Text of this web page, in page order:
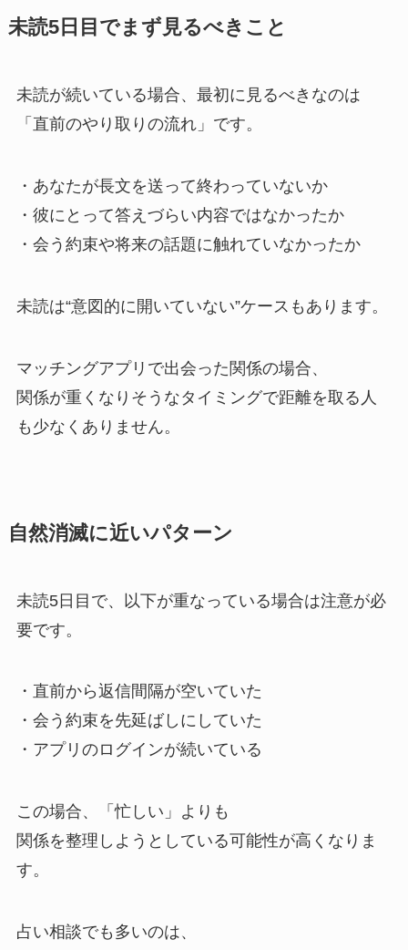
未読5日目でまず見るべきこと
未読が続いている場合、最初に見るべきなのは
「直前のやり取りの流れ」です。
・あなたが長文を送って終わっていないか
・彼にとって答えづらい内容ではなかったか
・会う約束や将来の話題に触れていなかったか
未読は“意図的に開いていない”ケースもあります。
マッチングアプリで出会った関係の場合、
関係が重くなりそうなタイミングで距離を取る人
も少なくありません。
自然消滅に近いパターン
未読5日目で、以下が重なっている場合は注意が必
要です。
・直前から返信間隔が空いていた
・会う約束を先延ばしにしていた
・アプリのログインが続いている
この場合、「忙しい」よりも
関係を整理しようとしている可能性が高くなりま
す。
占い相談でも多いのは、